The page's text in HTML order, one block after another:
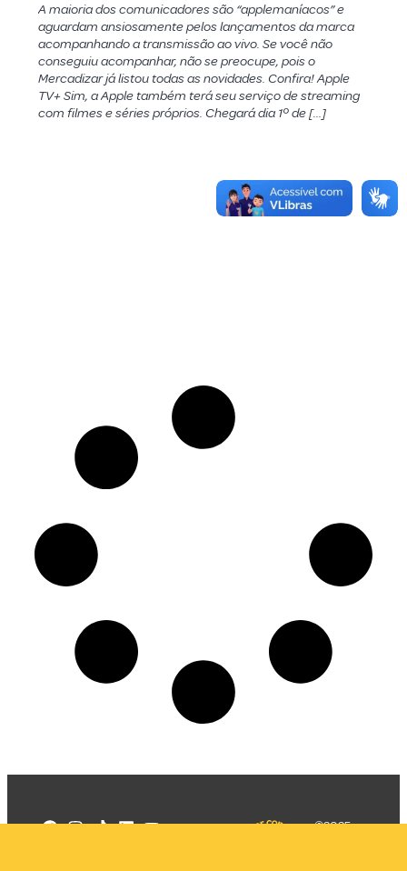
A maioria dos comunicadores são “applemaníacos” e
aguardam ansiosamente pelos lançamentos da marca
acompanhando a transmissão ao vivo. Se você não
conseguiu acompanhar, não se preocupe, pois o
Mercadizar já listou todas as novidades. Confira! Apple
TV+ Sim, a Apple também terá seu serviço de streaming
com filmes e séries próprios. Chegará dia 1º de […]
©2025